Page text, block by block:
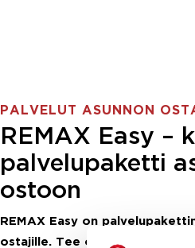
PALVELUT ASUNNON
REMAX Easy –
palvelupaketti
ostoon
REMAX Easy on
ostajille. Tee ostotoimeksianto